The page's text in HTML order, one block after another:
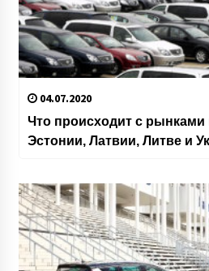
04.07.2020
Что происходит с
Эстонии, Латвии, Литве и